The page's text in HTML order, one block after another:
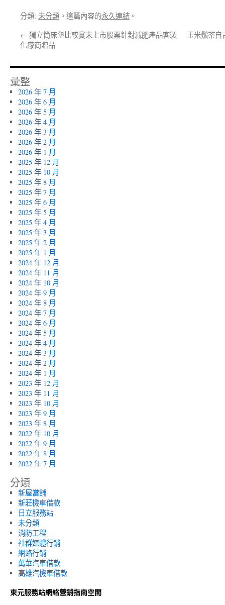
分類: 未分類 。這篇內容的永久連結 。
← 獨立筒床墊比較實未上市股票針對減肥產品客製
化廠商贈品
玉米鬚茶自
彙整
2026 年 7 月
2026 年 6 月
2026 年 5 月
2026 年 4 月
2026 年 3 月
2026 年 2 月
2026 年 1 月
2025 年 12 月
2025 年 10 月
2025 年 8 月
2025 年 7 月
2025 年 6 月
2025 年 5 月
2025 年 4 月
2025 年 3 月
2025 年 2 月
2025 年 1 月
2024 年 12 月
2024 年 11 月
2024 年 10 月
2024 年 9 月
2024 年 8 月
2024 年 7 月
2024 年 6 月
2024 年 5 月
2024 年 4 月
2024 年 3 月
2024 年 2 月
2024 年 1 月
2023 年 12 月
2023 年 11 月
2023 年 10 月
2023 年 9 月
2023 年 8 月
2022 年 10 月
2022 年 9 月
2022 年 8 月
2022 年 7 月
分類
新屋當舖
新莊機車借款
日立服務站
未分類
消防工程
社群媒體行銷
網路行銷
萬華汽車借款
高雄汽機車借款
東元服務站網絡營銷指南空間